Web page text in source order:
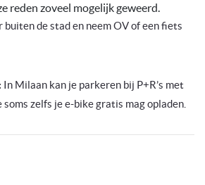
reden zoveel mogelijk geweerd.
buiten de stad en neem OV of een fiets
In Milaan kan je parkeren bij P+R’s met
zelfs je e-bike gratis mag opladen.